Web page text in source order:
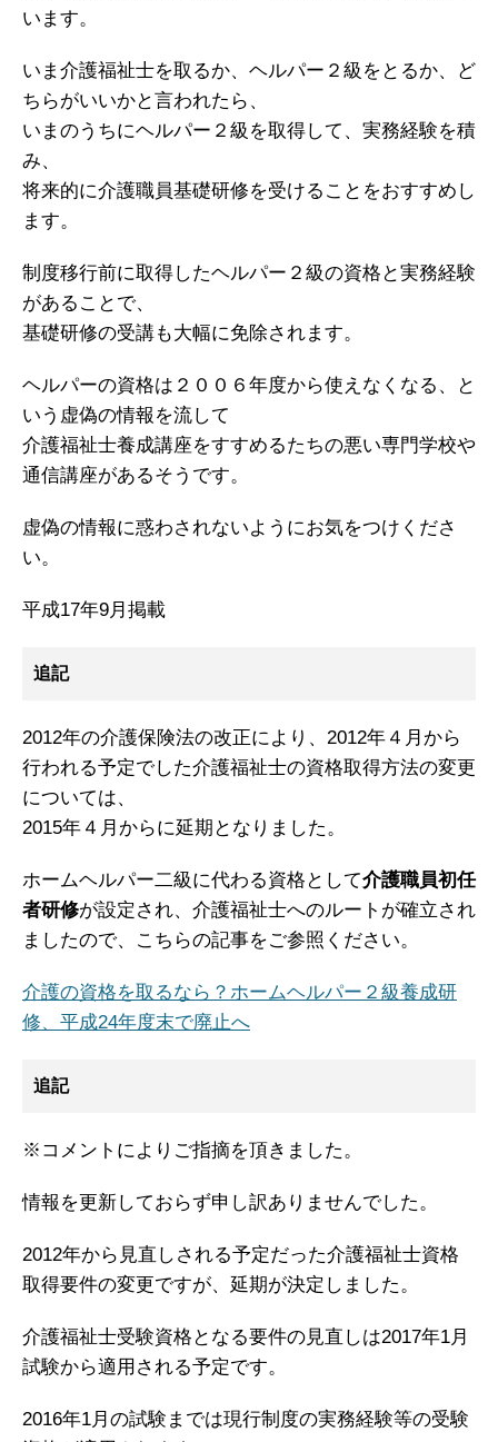
います。
いま介護福祉士を取るか、ヘルパー２級をとるか、ど
ちらがいいかと言われたら、
いまのうちにヘルパー２級を取得して、実務経験を積
み、
将来的に介護職員基礎研修を受けることをおすすめし
ます。
制度移行前に取得したヘルパー２級の資格と実務経験
があることで、
基礎研修の受講も大幅に免除されます。
ヘルパーの資格は２００６年度から使えなくなる、と
いう虚偽の情報を流して
介護福祉士養成講座をすすめるたちの悪い専門学校や
通信講座があるそうです。
虚偽の情報に惑わされないようにお気をつけくださ
い。
平成17年9月掲載
追記
2012年の介護保険法の改正により、2012年４月から
行われる予定でした介護福祉士の資格取得方法の変更
については、
2015年４月からに延期となりました。
ホームヘルパー二級に代わる資格として介護職員初任
者研修が設定され、介護福祉士へのルートが確立され
ましたので、こちらの記事をご参照ください。
介護の資格を取るなら？ホームヘルパー２級養成研
修、平成24年度末で廃止へ
追記
※コメントによりご指摘を頂きました。
情報を更新しておらず申し訳ありませんでした。
2012年から見直しされる予定だった介護福祉士資格
取得要件の変更ですが、延期が決定しました。
介護福祉士受験資格となる要件の見直しは2017年1月
試験から適用される予定です。
2016年1月の試験までは現行制度の実務経験等の受験